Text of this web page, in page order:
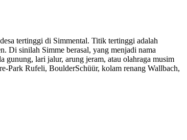
tertinggi di Simmental. Titik tertinggi adalah
Di sinilah Simme berasal, yang menjadi nama
gunung, lari jalur, arung jeram, atau olahraga musim
Park Rufeli, BoulderSchüür, kolam renang Wallbach,